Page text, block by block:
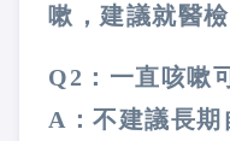
嗽，建議就醫檢
Q2：一直咳嗽
A：不建議長期